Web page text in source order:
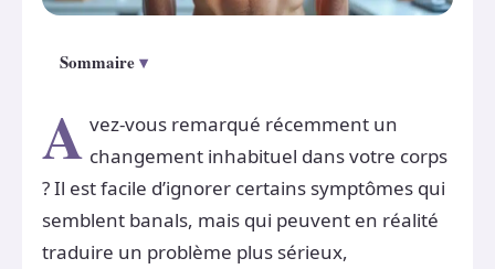
Sommaire
A vez-vous remarqué récemment un
changement inhabituel dans votre corps
? Il est facile d’ignorer certains symptômes qui
semblent banals, mais qui peuvent en réalité
traduire un problème plus sérieux,